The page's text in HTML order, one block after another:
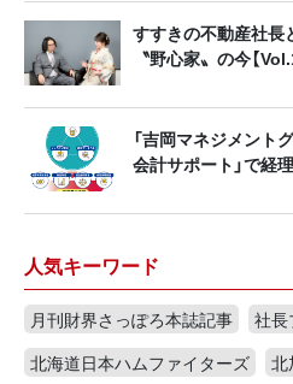
すすきの不動産社長
〝野心家〟の今【
「吉岡マネジメント
会計サポート」で経
人気キーワード
月刊財界さっぽろ本誌記事 社長
北海道日本ハムファイターズ
北